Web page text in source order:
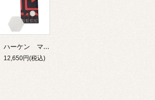
ハーケン マリングリップテープ ハニーコンボ 152ｍｍ 12枚入り ホワイト
12,650円(税込)